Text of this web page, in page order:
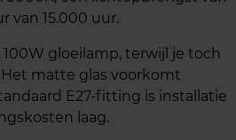
van 15.000 uur.
gloeilamp, terwijl je toch
matte glas voorkomt
E27‑fitting is installatie
laag.